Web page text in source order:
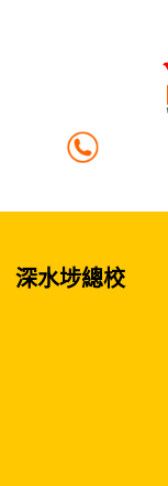
深水埗總校